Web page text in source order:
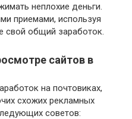
неплохие деньги.
приемами, используя
свой общий заработок.
сайтов в
на почтовиках,
схожих рекламных
советов: